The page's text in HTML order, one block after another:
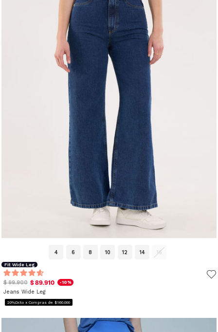
4 6 8 10 12 14 16
Fit Wide Leg
$ 99.900 $ 89.910 -10%
Jeans Wide Leg
20%Dcto x Compras de $160.000